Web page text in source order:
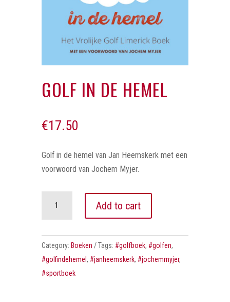
GOLF IN DE HEMEL
€17.50
Golf in de hemel van Jan Heemskerk met een
voorwoord van Jochem Myjer.
Add to cart
Category: Boeken Tags: #golfboek, #golfen,
#golfindehemel , #janheemskerk, #jochemmyjer,
#sportboek